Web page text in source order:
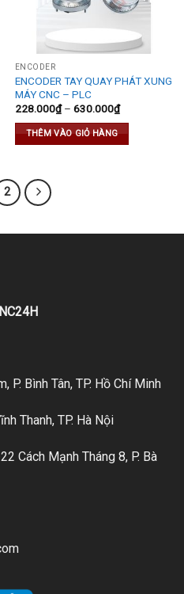
ENCODER
ENCODER TAY QUAY PHÁT XUNG
MÁY CNC – PLC
228.000₫– 630.000₫
THÊM VÀO GIỎ HÀNG
2
P. Bình Tân, TP. Hồ Chí Minh
Thanh, TP. Hà Nội
Cách Mạnh Tháng 8, P. Bà